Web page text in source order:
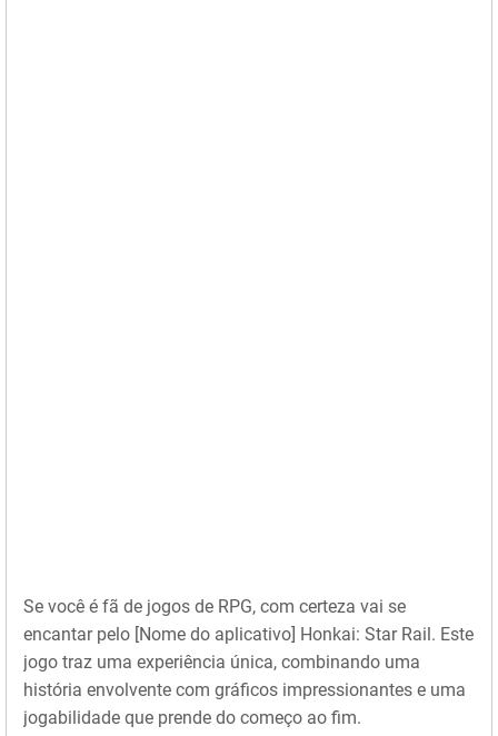
Se você é fã de jogos de RPG, com certeza vai se
encantar pelo [Nome do aplicativo] Honkai: Star Rail. Este
jogo traz uma experiência única, combinando uma
história envolvente com gráficos impressionantes e uma
jogabilidade que prende do começo ao fim.